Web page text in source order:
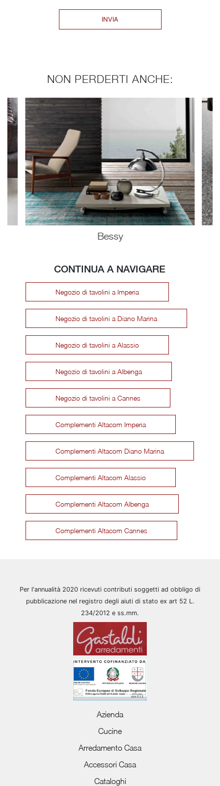
INVIA
NON PERDERTI ANCHE:
Bessy
CONTINUA A NAVIGARE
Negozio di tavolini a Imperia
Negozio di tavolini a Diano Marina
Negozio di tavolini a Alassio
Negozio di tavolini a Albenga
Negozio di tavolini a Cannes
Complementi Altacom Imperia
Complementi Altacom Diano Marina
Complementi Altacom Alassio
Complementi Altacom Albenga
Complementi Altacom Cannes
Per l'annualità 2020 ricevuti contributi soggetti ad obbligo di
pubblicazione nel registro degli aiuti di stato ex art 52 L.
234/2012 e ss.mm.
Azienda
Cucine
Arredamento Casa
Accessori Casa
Cataloghi